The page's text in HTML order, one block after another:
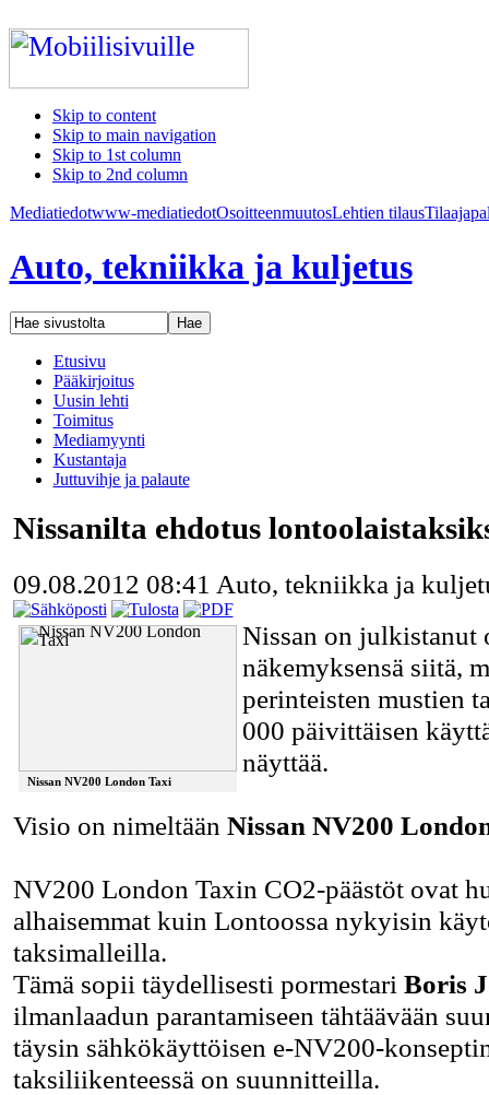
Skip to content
Skip to main navigation
Skip to 1st column
Skip to 2nd column
Mediatiedotwww-mediatiedotOsoitteenmuutosLehtien tilaus
Auto, tekniikka ja kuljetus
Etusivu
Pääkirjoitus
Uusin lehti
Toimitus
Mediamyynti
Kustantaja
Juttuvihje ja palaute
Nissanilta ehdotus
09.08.2012 08:41 Auto, tekniikka ja
Nissan NV200 London Taxi
Nissan on julkistanut
näkemyksensä siitä,
perinteisten mustien
000 päivittäisen
näyttää.
Visio on nimeltään Nissan NV200
NV200 London Taxin CO2-päästöt ovat
alhaisemmat kuin Lontoossa nykyisin
taksimalleilla.
Tämä sopii täydellisesti pormestari Boris
ilmanlaadun parantamiseen tähtäävään
täysin sähkökäyttöisen e-NV200-
taksiliikenteessä on suunnitteilla.